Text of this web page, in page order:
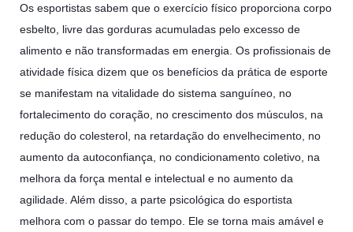
Brasil recebeu em sua sede, em São Paulo, o ex-ministro das
Kharrazi, que encontra-se visitando
Os esportistas sabem que o exercício físico proporciona corpo
esbelto, livre das gorduras acumuladas pelo excesso de
alimento e não transformadas em energia. Os profissionais de
atividade física dizem que os benefícios da prática de esporte
se manifestam na vitalidade do sistema sanguíneo, no
fortalecimento do coração, no crescimento dos músculos, na
redução do colesterol, na retardação do envelhecimento, no
aumento da autoconfiança, no condicionamento coletivo, na
melhora da força mental e intelectual e no aumento da
agilidade. Além disso, a parte psicológica do esportista
melhora com o passar do tempo. Ele se torna mais amável e